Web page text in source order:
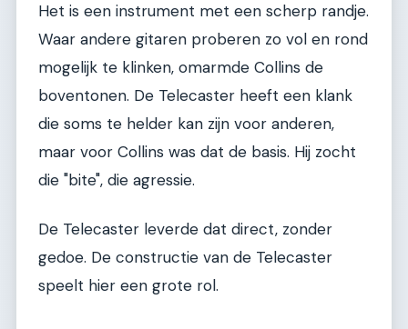
Het is een instrument met een scherp randje.
Waar andere gitaren proberen zo vol en rond
mogelijk te klinken, omarmde Collins de
boventonen. De Telecaster heeft een klank
die soms te helder kan zijn voor anderen,
maar voor Collins was dat de basis. Hij zocht
die "bite", die agressie.
De Telecaster leverde dat direct, zonder
gedoe. De constructie van de Telecaster
speelt hier een grote rol.